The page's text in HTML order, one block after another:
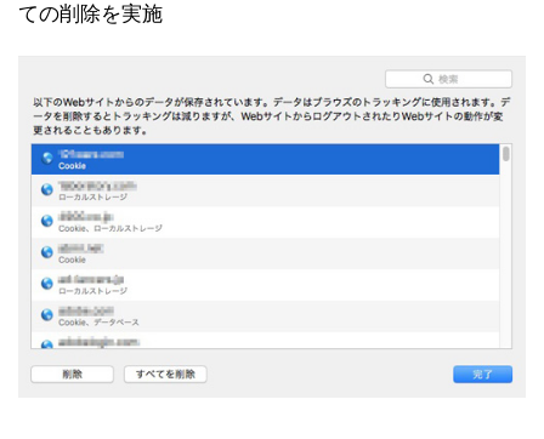
ての削除を実施